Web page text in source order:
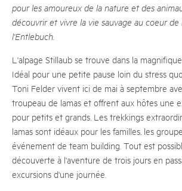
pour les amoureux de la nature et des
découvrir et vivre la vie sauvage au coeur de
l'Entlebuch.
L'alpage Stillaub se trouve dans la
Idéal pour une petite pause loin du stress
Toni Felder vivent ici de mai à septembre
troupeau de lamas et offrent aux hôtes une
pour petits et grands. Les trekkings
lamas sont idéaux pour les familles, les
événement de team building. Tout est
découverte à l'aventure de trois jours en
excursions d'une journée.